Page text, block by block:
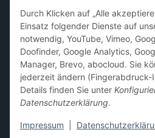
Sammelkarten-
Schutzprodukte
Card Sleeves, Penny Sleeves,
Magnetic Holder,
Deckboxen ,Playmats und
Durch Klicken auf „Alle
Einsatz folgender Dienste auf
notwendig, YouTube, Vimeo,
Doofinder, Google Analytics,
Manager, Brevo, abocloud. Sie
jederzeit ändern (Fingerabdruck-
Details finden Sie unter
Datenschutzerklärung.
Impressum